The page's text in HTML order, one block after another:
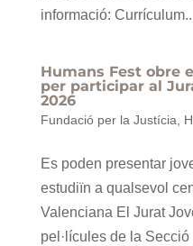
informació:
Humans Fest obre
per participar al
2026
Fundació per la Justícia,
Es poden presentar
estudiïn a qualsevol
Valenciana El Jurat
pel·lícules de la